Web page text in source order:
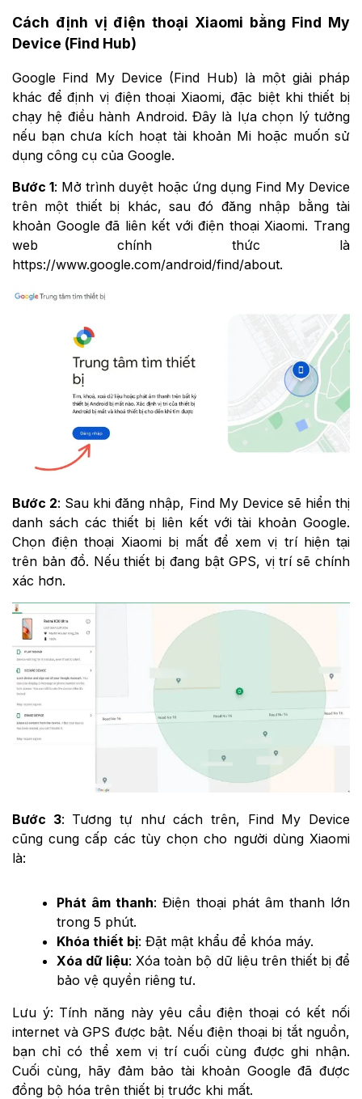
Cách định vị điện thoại Xiaomi bằng Find My
Device (Find Hub)
Google Find My Device (Find Hub) là một giải pháp
khác để định vị điện thoại Xiaomi, đặc biệt khi thiết bị
chạy hệ điều hành Android. Đây là lựa chọn lý tưởng
nếu bạn chưa kích hoạt tài khoản Mi hoặc muốn sử
dụng công cụ của Google.
Bước 1: Mở trình duyệt hoặc ứng dụng Find My Device
trên một thiết bị khác, sau đó đăng nhập bằng tài
khoản Google đã liên kết với điện thoại Xiaomi. Trang
web chính thức là
https://www.google.com/android/find/about.
Bước 2: Sau khi đăng nhập, Find My Device sẽ hiển thị
danh sách các thiết bị liên kết với tài khoản Google.
Chọn điện thoại Xiaomi bị mất để xem vị trí hiện tại
trên bản đồ. Nếu thiết bị đang bật GPS, vị trí sẽ chính
xác hơn.
Bước 3: Tương tự như cách trên, Find My Device
cũng cung cấp các tùy chọn cho người dùng Xiaomi
là:
Phát âm thanh: Điện thoại phát âm thanh lớn
trong 5 phút.
Khóa thiết bị: Đặt mật khẩu để khóa máy.
Xóa dữ liệu: Xóa toàn bộ dữ liệu trên thiết bị để
bảo vệ quyền riêng tư.
Lưu ý: Tính năng này yêu cầu điện thoại có kết nối
internet và GPS được bật. Nếu điện thoại bị tắt nguồn,
bạn chỉ có thể xem vị trí cuối cùng được ghi nhận.
Cuối cùng, hãy đảm bảo tài khoản Google đã được
đồng bộ hóa trên thiết bị trước khi mất.